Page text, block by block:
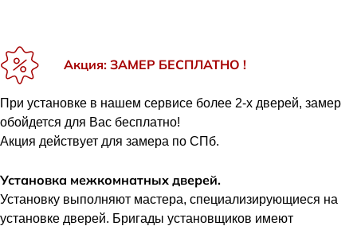
Акция: ЗАМЕР БЕСПЛАТНО !
При установке в нашем сервисе более 2-х дверей, замер
обойдется для Вас бесплатно!
Акция действует для замера по СПб.
Установка межкомнатных дверей.
Установку выполняют мастера, специализирующиеся на
установке дверей. Бригады установщиков имеют